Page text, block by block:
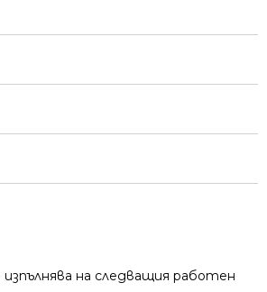
на следващия работен